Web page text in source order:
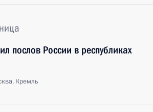
послов России в республиках
Кремль